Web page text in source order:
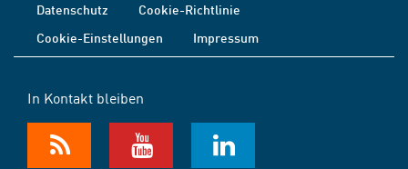
Datenschutz
Cookie-Richtlinie
Cookie-Einstellungen
Impressum
In Kontakt bleiben